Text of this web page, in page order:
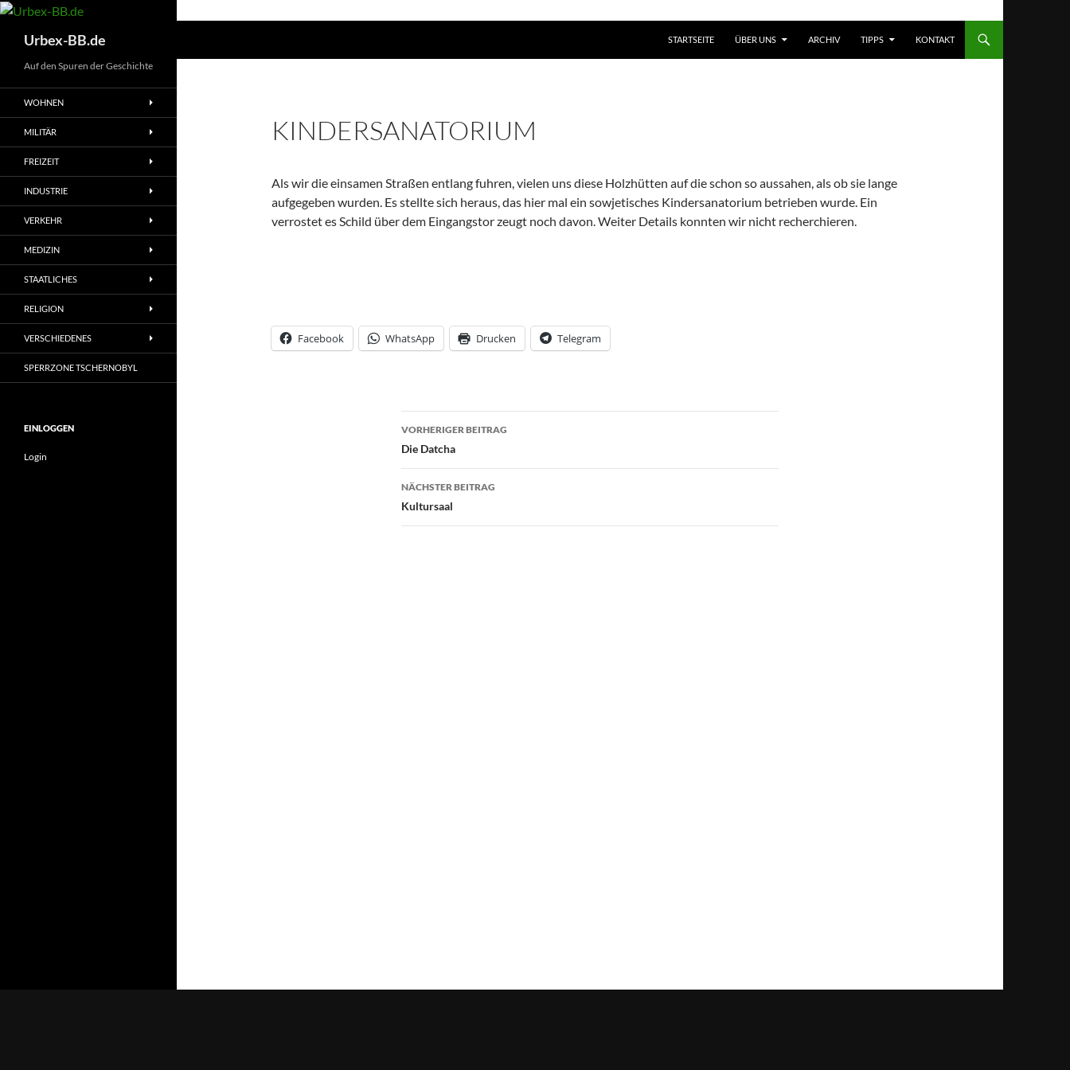
Urbex-BB.de
STARTSEITE
ÜBER UNS ARCHIV TIPPS KONTAKT
KINDERSANATORIUM
Als wir die einsamen Straßen entlang fuhren, vielen uns diese Holzhütten auf die schon so aussahen, als ob sie lange
aufgegeben wurden. Es stellte sich heraus, das hier mal ein sowjetisches Kindersanatorium betrieben wurde. Ein
verrostet es Schild über dem Eingangstor zeugt noch davon. Weiter Details konnten wir nicht recherchieren.
Facebook WhatsApp Drucken Telegram
Beitrags-
Navigation
VORHERIGER BEITRAG
Die Datcha
NÄCHSTER BEITRAG
Kultursaal
Auf den Spuren der Geschichte
WOHNEN
MILITÄR
FREIZEIT
INDUSTRIE
VERKEHR
MEDIZIN
STAATLICHES
RELIGION
VERSCHIEDENES
SPERRZONE TSCHERNOBYL
EINLOGGEN
Login